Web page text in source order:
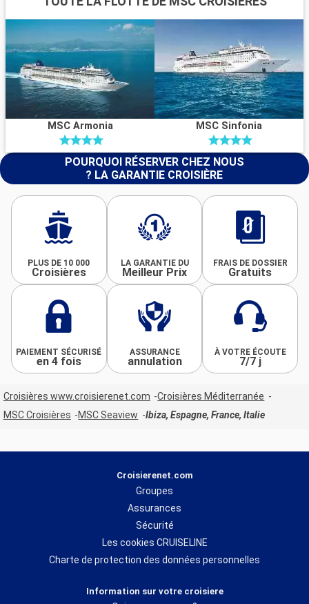
MSC Armonia MSC Sinfonia
POURQUOI RÉSERVER CHEZ NOUS
? LA GARANTIE CROISIÈRE
PLUS DE 10 000
Croisières
LA GARANTIE DU
Meilleur Prix
FRAIS DE DOSSIER
Gratuits
PAIEMENT SÉCURISÉ
en 4 fois
ASSURANCE
annulation
À VOTRE ÉCOUTE
7/7 j
Croisières www.croisierenet.com
Croisières Méditerranée
MSC Croisières
MSC Seaview Ibiza, Espagne, France, Italie
Croisierenet.com
Groupes
Assurances
Sécurité
Les cookies CRUISELINE
Charte de protection des données personnelles
Information sur votre croisiere